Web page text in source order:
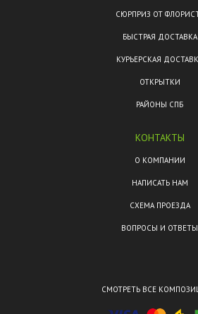
СЮРПРИЗ ОТ
БЫСТРАЯ ДОСТАВКА
КУРЬЕРСКАЯ
ОТКРЫТКИ
РАЙОНЫ СПБ
КОНТАКТЫ
О КОМПАНИИ
НАПИСАТЬ НАМ
СХЕМА ПРОЕЗДА
ВОПРОСЫ И ОТВЕТЫ
СМОТРЕТЬ ВСЕ